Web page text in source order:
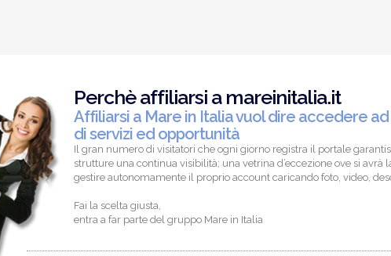
Perchè affiliarsi a mareinitalia.it
Affiliarsi a Mare in Italia vuol dire accedere
di servizi ed opportunità
Il gran numero di visitatori che ogni giorno registra il portale
strutture una continua visibilità; una vetrina d’eccezione ove si avrà
gestire autonomamente il proprio account caricando foto, video,
Fai la scelta giusta,
entra a far parte del gruppo Mare in Italia